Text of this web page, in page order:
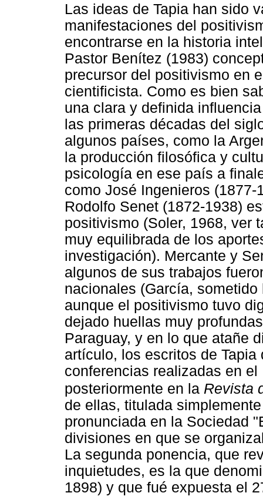
Las ideas de Tapia han sido
manifestaciones del
encontrarse en la historia
Pastor Benítez (1983)
precursor del positivismo en
cientificista. Como es bien
una clara y definida
las primeras décadas del
algunos países, como la
la producción filosófica y
psicología en ese país a
como José Ingenieros
Rodolfo Senet (1872-1938)
positivismo (Soler, 1968, ver
muy equilibrada de los
investigación). Mercante y
algunos de sus trabajos
nacionales (García,
aunque el positivismo tuvo
dejado huellas muy
Paraguay, y en lo que atañe
artículo, los escritos de
conferencias realizadas en
posteriormente en la Revista
de ellas, titulada
pronunciada en la Sociedad
divisiones en que se
La segunda ponencia, que
inquietudes, es la que
1898) y que fué expuesta el